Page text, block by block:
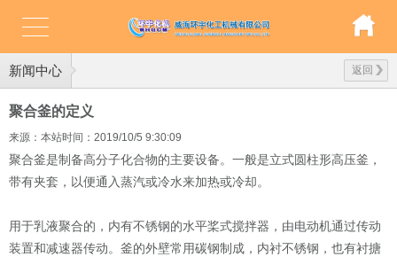
新闻中心 返回
聚合釜的定义
来源：本站时间：2019/10/5 9:30:09
聚合釜是制备高分子化合物的主要设备。一般是立式圆柱形高压釜，
带有夹套，以便通入蒸汽或冷水来加热或冷却。
用于乳液聚合的，内有不锈钢的水平桨式搅拌器，由电动机通过传动
装置和减速器传动。釜的外壁常用碳钢制成，内衬不锈钢，也有衬搪